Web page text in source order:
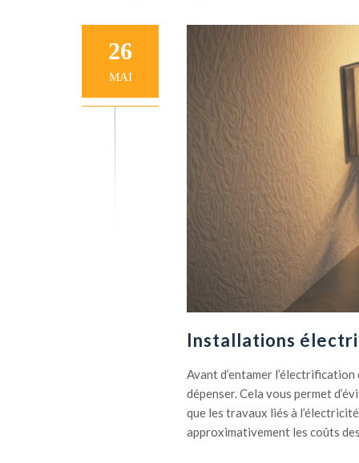
26
MAI
Installations
Avant d’entamer
dépenser. Cela vous permet
que les travaux liés à
approximativement les coûts